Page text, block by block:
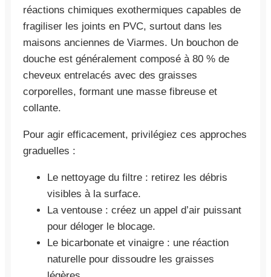
réactions chimiques exothermiques capables de
fragiliser les joints en PVC, surtout dans les
maisons anciennes de Viarmes. Un bouchon de
douche est généralement composé à 80 % de
cheveux entrelacés avec des graisses
corporelles, formant une masse fibreuse et
collante.
Pour agir efficacement, privilégiez ces approches
graduelles :
Le nettoyage du filtre : retirez les débris
visibles à la surface.
La ventouse : créez un appel d’air puissant
pour déloger le blocage.
Le bicarbonate et vinaigre : une réaction
naturelle pour dissoudre les graisses